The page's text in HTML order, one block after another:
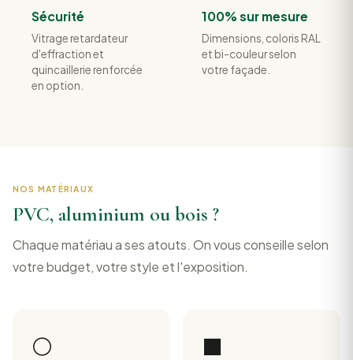
Sécurité
Vitrage retardateur
d'effraction et
quincaillerie renforcée
en option.
100% sur mesure
Dimensions, coloris RAL
et bi-couleur selon
votre façade.
NOS MATÉRIAUX
PVC, aluminium ou bois ?
Chaque matériau a ses atouts. On vous conseille selon
votre budget, votre style et l'exposition.
⚪ ⬛